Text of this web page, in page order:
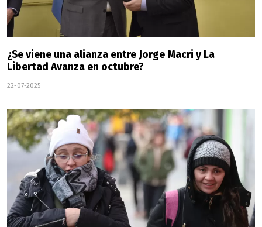
¿Se viene una alianza entre Jorge Macri y La
Libertad Avanza en octubre?
22-07-2025